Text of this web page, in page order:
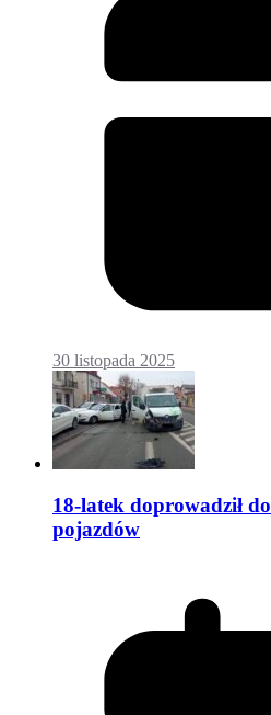
30 listopada 2025
18-latek doprowadził
pojazdów